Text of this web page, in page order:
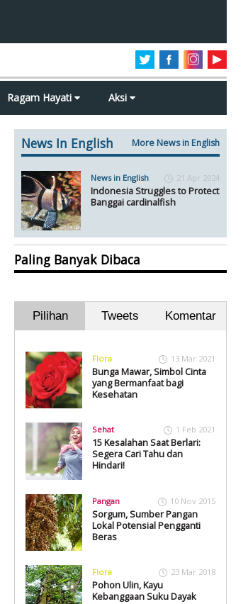
Ragam Hayati Aksi
News In English More News in English
News in English 21 Apr 2024
Indonesia Struggles to Protect
Banggai cardinalfish
Paling Banyak Dibaca
Pilihan Tweets Komentar
Flora 13 Mar 2021
Bunga Mawar, Simbol Cinta
yang Bermanfaat bagi
Kesehatan
Sehat 1 Feb 2021
15 Kesalahan Saat Berlari:
Segera Cari Tahu dan
Hindari!
Pangan 10 Nov 2015
Sorgum, Sumber Pangan
Lokal Potensial Pengganti
Beras
Flora 23 Mar 2018
Pohon Ulin, Kayu
Kebanggaan Suku Dayak